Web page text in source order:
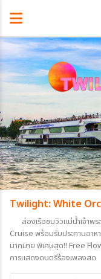
Twilight: White
ล่องเรือชมวิวแม่น้ำเจ้าพ
Cruise พร้อมรับประทานอาห
มากมาย พิเศษสุด!! Free
การแสดงดนตรีร้องเพลงสด